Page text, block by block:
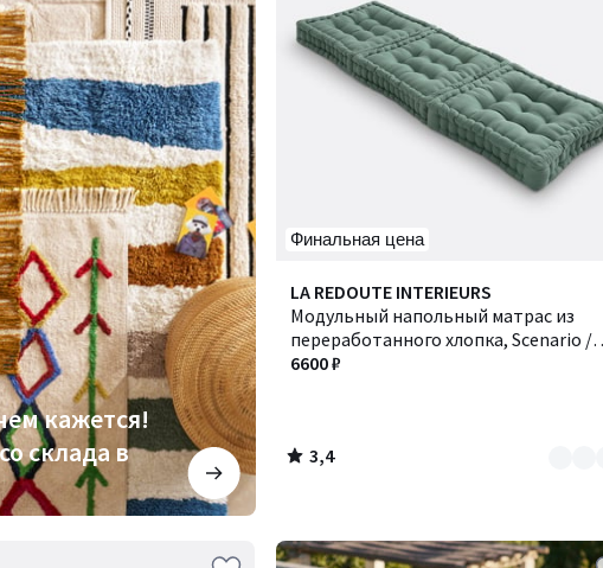
кажется!
склада в
Финальная цена
LA REDOUTE INTERIEURS
Модульный напольный матрас из
переработанного хлопка, Scenario /
Сценарио
6600 ₽
3,4
/ 5
Количество
цветов:
3
3,4
/